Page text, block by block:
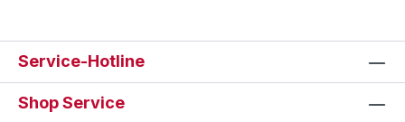
Service-Hotline
Shop Service